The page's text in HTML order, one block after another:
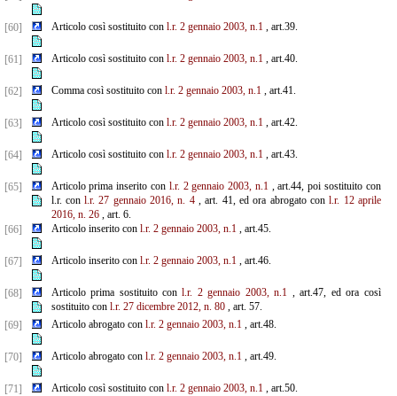
[60] Articolo così sostituito con l.r. 2 gennaio 2003, n.1, art.39.
[61] Articolo così sostituito con l.r. 2 gennaio 2003, n.1, art.40.
[62] Comma così sostituito con l.r. 2 gennaio 2003, n.1, art.41.
[63] Articolo così sostituito con l.r. 2 gennaio 2003, n.1, art.42.
[64] Articolo così sostituito con l.r. 2 gennaio 2003, n.1, art.43.
[65] Articolo prima inserito con l.r. 2 gennaio 2003, n.1, art.44, poi sostituito con
l.r. conl.r. 27 gennaio 2016, n. 4, art. 41, ed ora abrogato conl.r. 12 aprile
2016, n. 26, art. 6.
[66]
Articolo inserito con l.r. 2 gennaio 2003, n.1, art.45.
[67] Articolo inserito con l.r. 2 gennaio 2003, n.1, art.46.
[68] Articolo prima sostituito conl.r. 2 gennaio 2003, n.1 , art.47, ed ora così
sostituito con l.r. 27 dicembre 2012, n. 80, art. 57.
[69]
Articolo abrogato con l.r. 2 gennaio 2003, n.1, art.48.
[70] Articolo abrogato con l.r. 2 gennaio 2003, n.1, art.49.
[71] Articolo così sostituito con l.r. 2 gennaio 2003, n.1, art.50.